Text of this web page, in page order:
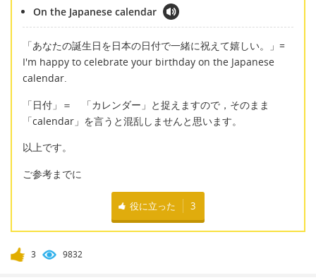
On the Japanese calendar
「あなたの誕生日を日本の日付で一緒に祝えて嬉しい。」=
I'm happy to celebrate your birthday on the Japanese
calendar.
「日付」＝ 「カレンダー」と捉えますので，そのまま
「calendar」を言うと混乱しませんと思います。
以上です。
ご参考までに
役に立った 3
3 9832